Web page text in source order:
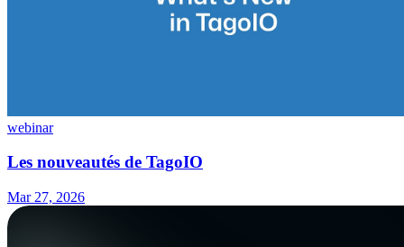
webinar
Les nouveautés de TagoIO
Mar 27, 2026